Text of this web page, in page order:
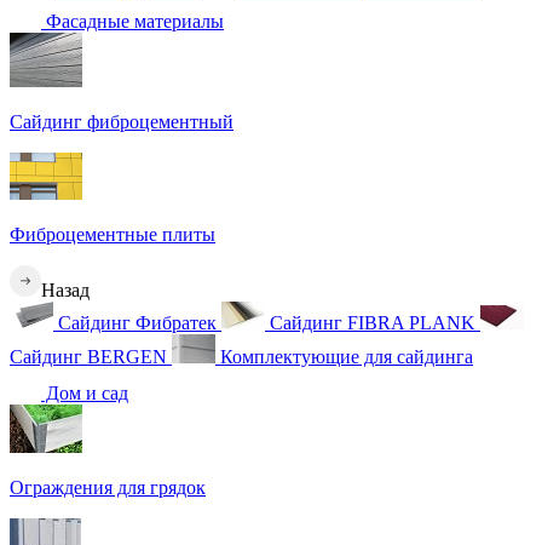
Фасадные материалы
Сайдинг фиброцементный
Фиброцементные плиты
Назад
Сайдинг Фибратек
Сайдинг FIBRA PLANK
Сайдинг BERGEN
Комплектующие для сайдинга
Дом и сад
Ограждения для грядок